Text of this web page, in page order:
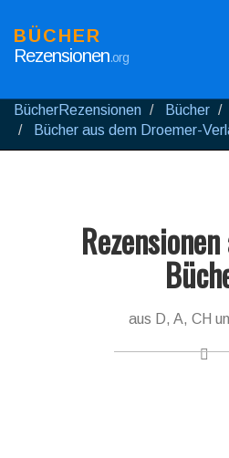
BÜCHER
Rezensionen.org
BücherRezensionen Bücher
Bücher aus dem Droemer-
aus D, A, CH